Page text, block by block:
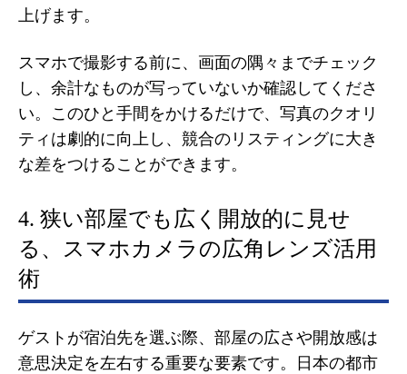
上げます。
スマホで撮影する前に、画面の隅々までチェック
し、余計なものが写っていないか確認してくださ
い。このひと手間をかけるだけで、写真のクオリ
ティは劇的に向上し、競合のリスティングに大き
な差をつけることができます。
4. 狭い部屋でも広く開放的に見せ
る、スマホカメラの広角レンズ活用
術
ゲストが宿泊先を選ぶ際、部屋の広さや開放感は
意思決定を左右する重要な要素です。日本の都市